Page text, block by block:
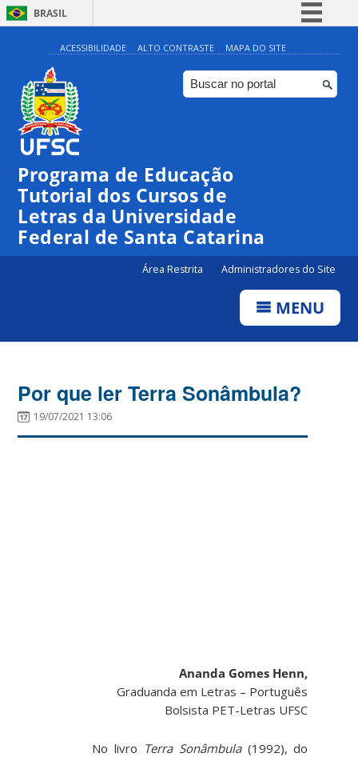
BRASIL
Simplifique!
Comunica BR
Participe
ACESSIBILIDADE ALTO CONTRASTE MAPA DO SITE
Programa de Educação
Tutorial dos Cursos de
Letras da Universidade
Federal de Santa Catarina
Área Restrita Administradores do Site
MENU
Por que ler Terra Sonâmbula?
19/07/2021 13:06
Ananda Gomes Henn,
Graduanda em Letras – Português
Bolsista PET-Letras UFSC
No livro Terra Sonâmbula (1992), do